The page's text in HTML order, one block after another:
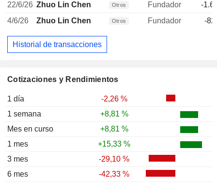
Cotizaciones y Rendimientos
1 día
-2,26 %
1 semana
+8,81 %
Mes en curso
+8,81 %
1 mes
+15,33 %
3 mes
-29,10 %
6 mes
-42,33 %
22/6/26 Zhuo Lin Chen Otros Fundador
-
4/6/26
Zhuo Lin Chen Otros Fundador -
Historial de transacciones